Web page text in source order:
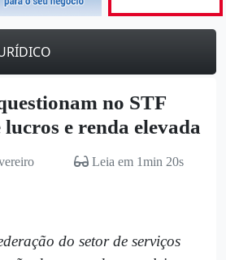
no STF
e renda elevada
Leia em 1min 20s
do setor de serviços